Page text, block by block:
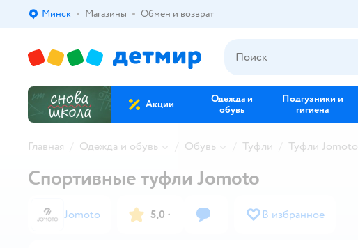
Выбор адреса доставки.
Минск Магазины Обмен и возврат
Акции
Одежда и
обувь
Подгузники и
гигиена
Главная Одежда и обувь Обувь Туфли Туфли Jomoto
Спортивные туфли Jomoto
Jomoto 5,0 · В избранное